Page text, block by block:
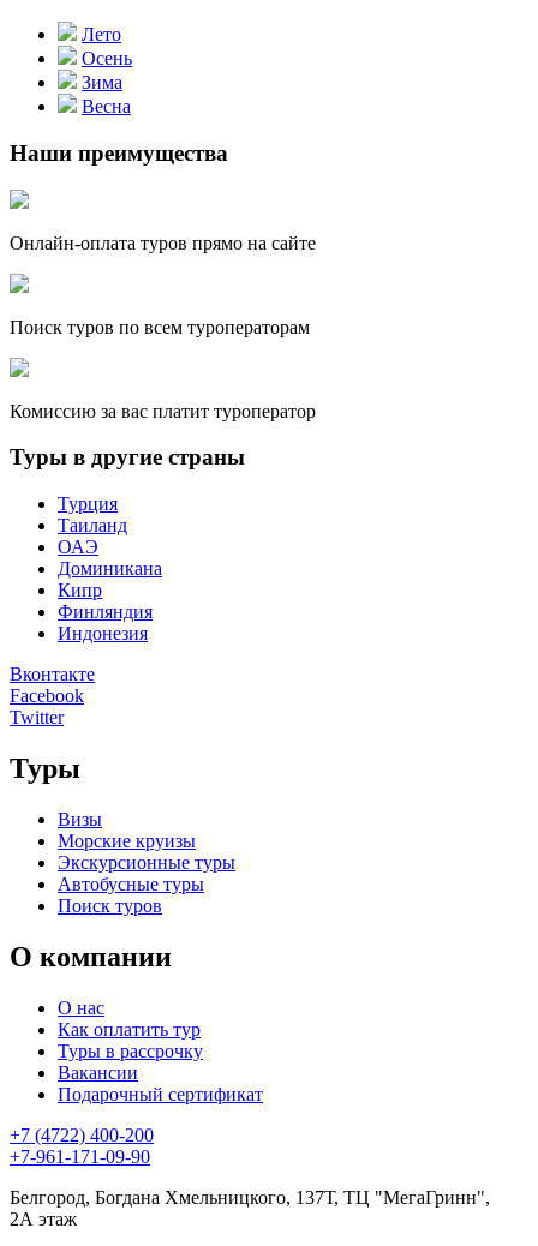
Лето
Осень
Зима
Весна
Наши преимущества
Онлайн-оплата туров прямо на сайте
Поиск туров по всем туроператорам
Комиссию за вас платит туроператор
Туры в другие страны
Турция
Таиланд
ОАЭ
Доминикана
Кипр
Финляндия
Индонезия
Вконтакте
Facebook
Twitter
Туры
Визы
Морские круизы
Экскурсионные туры
Автобусные туры
Поиск туров
О компании
О нас
Как оплатить тур
Туры в рассрочку
Вакансии
Подарочный сертификат
+7 (4722) 400-200
+7-961-171-09-90
Белгород, Богдана Хмельницкого, 137Т, ТЦ "МегаГринн",
2А этаж